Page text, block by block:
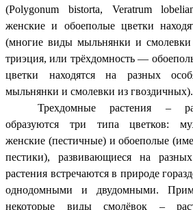
(Polygonum bistorta, Veratrum
женские и обоеполые цветки
(многие виды мыльнянки и
триэция, или трёхдомность —
цветки находятся на разных
мыльнянки и смолевки из гвоздичных).
Трехдомные растения –
образуются три типа цветков:
женские (пестичные) и обоеполые
пестики), развивающиеся на
растения встречаются в природе
однодомными и двудомными.
некоторые виды смолёвок –